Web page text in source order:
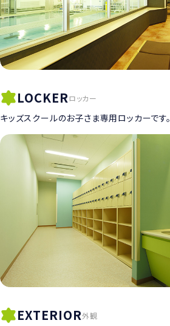
LOCKERロッカー
キッズスクールのお子さま専用ロッカーです。
EXTERIOR外観